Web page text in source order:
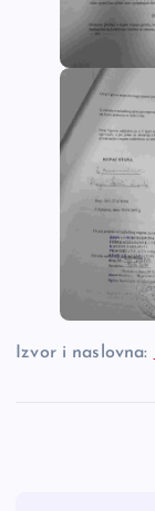
Izvor i naslovna: